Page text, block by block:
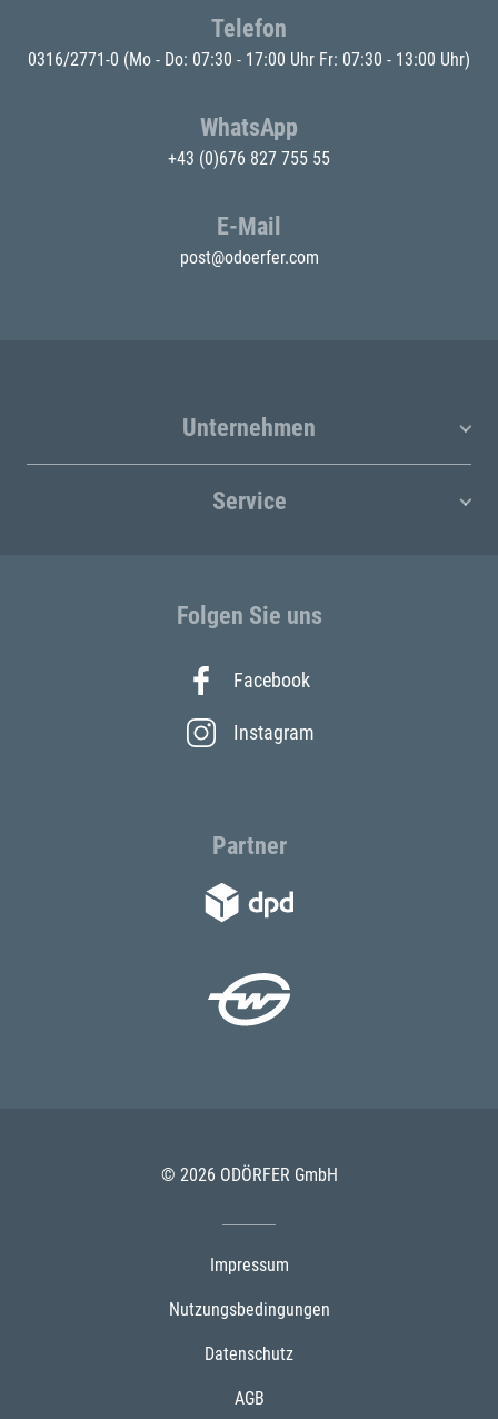
Telefon
0316/2771-0 (Mo - Do: 07:30 - 17:00 Uhr Fr: 07:30 - 13:00 Uhr)
WhatsApp
+43 (0)676 827 755 55
E-Mail
post@odoerfer.com
Unternehmen
Service
Folgen Sie uns
Facebook
Instagram
Partner
© 2026 ODÖRFER GmbH
Impressum
Nutzungsbedingungen
Datenschutz
AGB